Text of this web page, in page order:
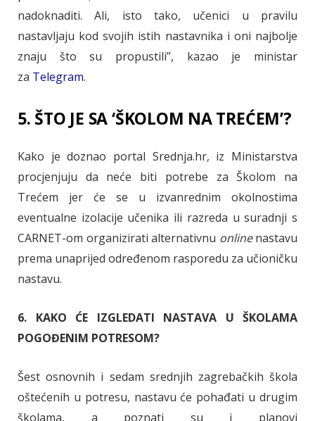
nadoknaditi. Ali, isto tako, učenici u pravilu
nastavljaju kod svojih istih nastavnika i oni najbolje
znaju što su propustili”, kazao je ministar
za Telegram.
5. ŠTO JE SA ‘ŠKOLOM NA TREĆEM’?
Kako je doznao portal Srednja.hr, iz Ministarstva
procjenjuju da neće biti potrebe za Školom na
Trećem jer će se u izvanrednim okolnostima
eventualne izolacije učenika ili razreda u suradnji s
CARNET-om organizirati alternativnu onlinenastavu
prema unaprijed određenom rasporedu za učioničku
nastavu.
6. KAKO ĆE IZGLEDATI NASTAVA U ŠKOLAMA
POGOĐENIM POTRESOM?
Šest osnovnih i sedam srednjih zagrebačkih škola
oštećenih u potresu, nastavu će pohađati u drugim
školama, a poznati su i planovi